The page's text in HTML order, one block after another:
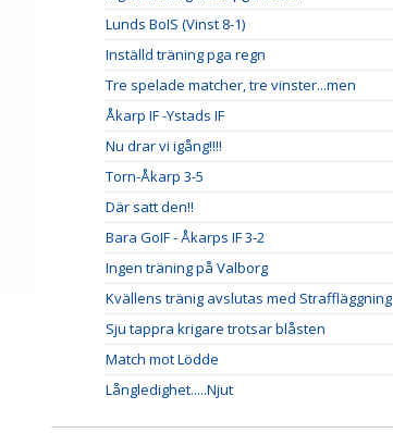
Lunds BoIS (Vinst 8-1)
Inställd träning pga regn
Tre spelade matcher, tre vinster...men
Åkarp IF -Ystads IF
Nu drar vi igång!!!!
Torn-Åkarp 3-5
Där satt den!!
Bara GoIF - Åkarps IF 3-2
Ingen träning på Valborg
Kvällens tränig avslutas med Straffläggning
Sju tappra krigare trotsar blåsten
Match mot Lödde
Långledighet.....Njut